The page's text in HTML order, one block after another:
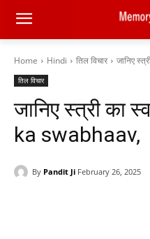
Home Hindi तिल विचार जानिए
तिल विचार
जानिए स्त्री का
ka swabhaav,
By Pandit Ji February 26, 2025